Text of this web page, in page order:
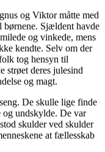
og Viktor måtte med
Sjældent havde
og vinkede, mens
kendte. Selv om der
tog hensyn til
strøet deres julesind
og magt.
De skulle lige finde
og undskylde. De var
skulder ved skulder
at fællesskab